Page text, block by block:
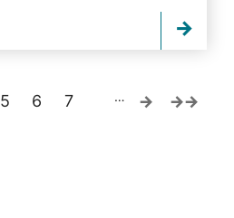
5 6 7 …